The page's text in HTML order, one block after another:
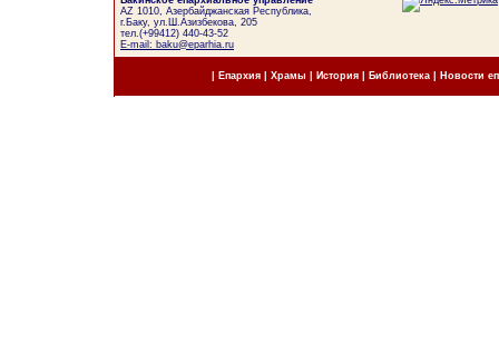
AZ 1010, Азербайджанская Республика,
г.Баку, ул.Ш.Азизбекова, 205
тел.(+99412) 440-43-52
E-mail: baku@eparhia.ru
Епархия| Храмы История| Библиотека Новости